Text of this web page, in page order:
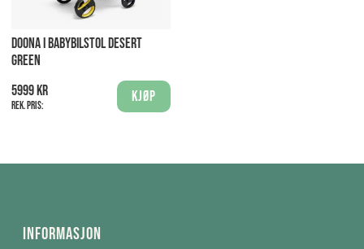
DOONA I BABYBILSTOL DESERT
GREEN
5999 kr
Rek. pris:
Kjøp
Informasjon